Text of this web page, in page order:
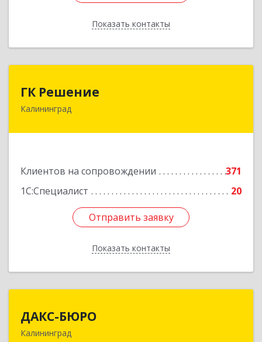
Показать контакты
Назад
ГК Решение
Калининград
Клиентов на сопровождении
371
1С:Специалист
20
Отправить заявку
Показать контакты
236038, Калининградская обл, Калининград г,
Отправить заявку
Назад
ДАКС-БЮРО
Калининград
236006, Калининградская обл, Калининград г,